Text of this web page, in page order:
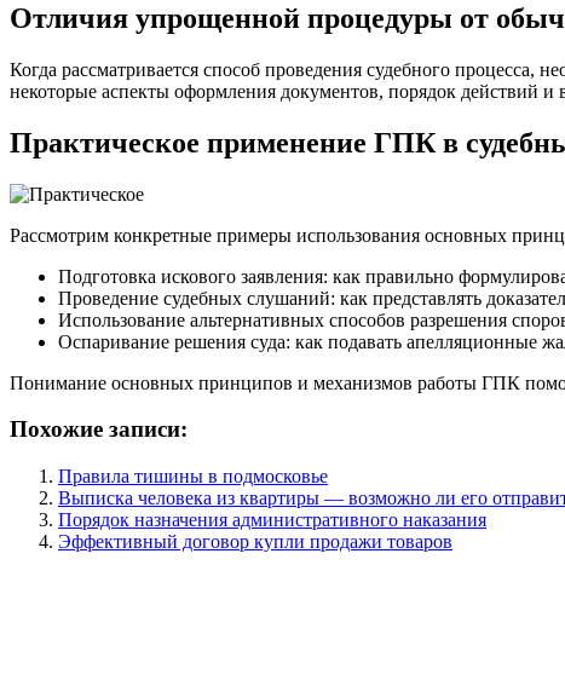
Отличия упрощенной процедуры от
Когда рассматривается способ проведения судебного
некоторые аспекты оформления документов, порядок действий
Практическое применение ГПК в
Рассмотрим конкретные примеры использования основных
Подготовка искового заявления: как правильно
Проведение судебных слушаний: как представлять
Использование альтернативных способов разрешения
Оспаривание решения суда: как подавать апелляционные
Понимание основных принципов и механизмов работы ГПК
Похожие записи:
Правила тишины в подмосковье
Выписка человека из квартиры — возможно ли его
Порядок назначения административного наказания
Эффективный договор купли продажи товаров